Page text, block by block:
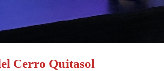
Cerro Quitasol